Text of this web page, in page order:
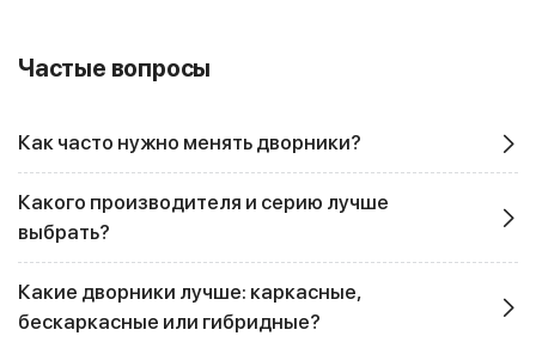
Частые вопросы
Как часто нужно менять дворники?
Какого производителя и серию лучше
выбрать?
Какие дворники лучше: каркасные,
бескаркасные или гибридные?